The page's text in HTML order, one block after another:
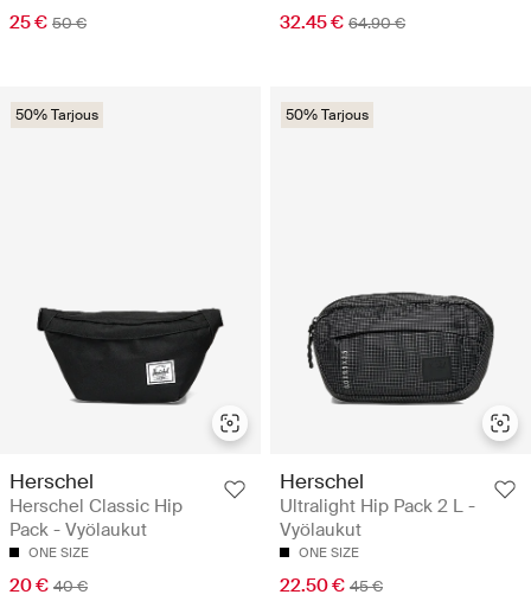
25 € 50 € 32.45 € 64.90 €
50% Tarjous
Herschel
Herschel Classic Hip
Pack - Vyölaukut
ONE SIZE
20 € 40 €
50% Tarjous
Herschel
Ultralight Hip Pack 2 L -
Vyölaukut
ONE SIZE
22.50 € 45 €